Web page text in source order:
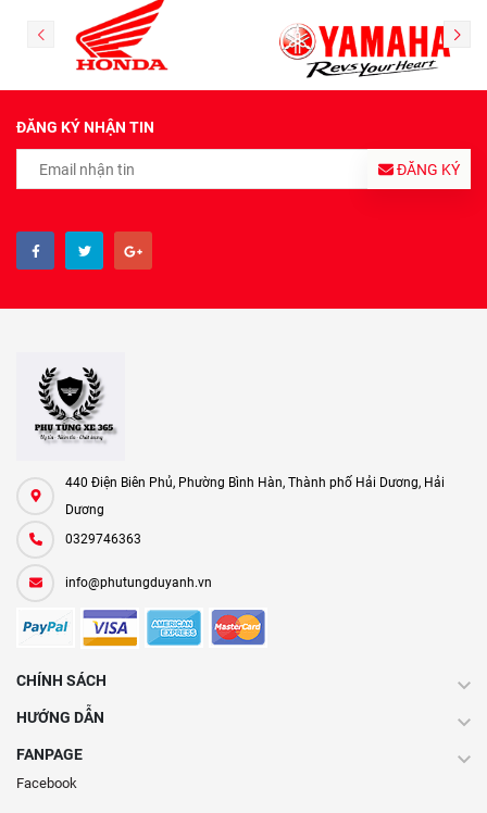
ĐĂNG KÝ NHẬN TIN
ĐĂNG KÝ
440 Điện Biên Phủ, Phường Bình Hàn, Thành phố Hải Dương, Hải
Dương
0329746363
info@phutungduyanh.vn
CHÍNH SÁCH
HƯỚNG DẪN
FANPAGE
Facebook